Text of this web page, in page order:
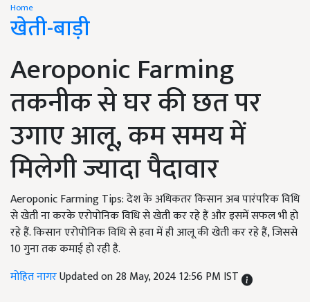
Home
खेती-बाड़ी
Aeroponic Farming
तकनीक से घर की छत पर
उगाए आलू, कम समय में
मिलेगी ज्यादा पैदावार
Aeroponic Farming Tips: देश के अधिकतर किसान अब पारंपरिक विधि
से खेती ना करके एरोपोनिक विधि से खेती कर रहे हैं और इसमें सफल भी हो
रहे हैं. किसान एरोपोनिक विधि से हवा में ही आलू की खेती कर रहे हैं, जिससे
10 गुना तक कमाई हो रही है.
मोहित नागरUpdated on 28 May, 2024 12:56 PM IST